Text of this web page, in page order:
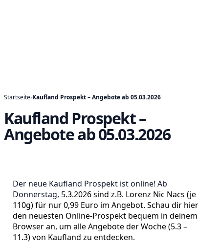
Startseite›Kaufland Prospekt – Angebote ab 05.03.2026
Kaufland Prospekt –
Angebote ab 05.03.2026
Der neue Kaufland Prospekt ist online! Ab
Donnerstag, 5.3.2026 sind z.B. Lorenz Nic Nacs (je
110g) für nur 0,99 Euro im Angebot. Schau dir hier
den neuesten Online-Prospekt bequem in deinem
Browser an, um alle Angebote der Woche (5.3 –
11.3) von Kaufland zu entdecken.